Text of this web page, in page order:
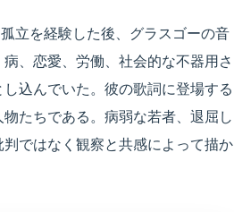
立を経験した後、グラスゴーの音
、恋愛、労働、社会的な不器用さ
込んでいた。彼の歌詞に登場する
たちである。病弱な若者、退屈し
ではなく観察と共感によって描か